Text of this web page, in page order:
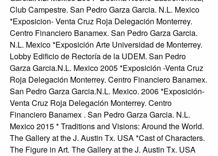
Club Campestre. San Pedro Garza Garcia. N.L. Mexico
*Exposicion- Venta Cruz Roja Delegación Monterrey.
Centro Financiero Banamex. San Pedro Garza Garcia.
N.L. Mexico *Exposición Arte Universidad de Monterrey.
Lobby Edificio de Rectoría de la UDEM. San Pedro
Garza Garcia.N.L. Mexico 2005 *Exposición -Venta Cruz
Roja Delegación Monterrey. Centro Financiero Banamex.
San Pedro Garza Garcia.N.L. Mexico. 2006 *Exposición-
Venta Cruz Roja Delegación Monterrey. Centro
Financiero Banamex . San Pedro Garza Garcia. N.L.
Mexico 2015 * Traditions and Visions: Around the World.
The Gallery at the J. Austin Tx. USA *Cast of Characters.
The Figure in Art. The Gallery at the J. Austin Tx. USA